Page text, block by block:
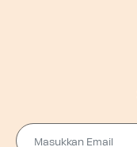
Masukkan Email